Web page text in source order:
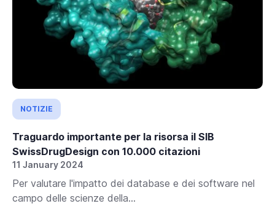
NOTIZIE
Traguardo importante per la risorsa il SIB
SwissDrugDesign con 10.000 citazioni
11 January 2024
Per valutare l'impatto dei database e dei software nel
campo delle scienze della...